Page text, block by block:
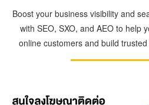
Boost your business visibility and
with SEO, SXO, and AEO to help
online customers and build